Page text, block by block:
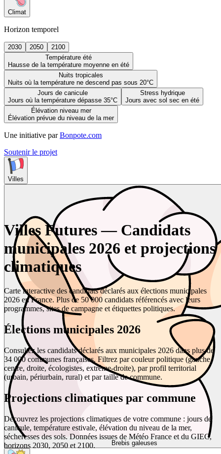
Climat
Horizon temporel
2030 2050
2100
Température été
Hausse de la température moyenne en été
Nuits tropicales
Nuits où la température ne descend pas sous 20°C
Jours de canicule
Jours où la température dépasse 35°C
Stress hydrique
Jours avec sol sec en été
Élévation niveau mer
Élévation prévue du niveau de la mer
Une initiative par Bonpote.com
Soutenir le projet
Villes
Brebis galeuses
Villes Futures — Candidats
municipales 2026 et projections
climatiques
Carte interactive des candidats déclarés aux élections municipales
2026 en France. Plus de 50 000 candidats référencés avec leurs
programmes, sites de campagne et étiquettes politiques.
Élections municipales 2026
Consultez les candidats déclarés aux municipales 2026 dans plus de
34 000 communes françaises. Filtrez par couleur politique (gauche,
centre, droite, écologistes, extrême-droite), par profil territorial
(urbain, périurbain, rural) et par taille de commune.
Projections climatiques par commune
Découvrez les projections climatiques de votre commune : jours de
canicule, température estivale, élévation du niveau de la mer,
sécheresses des sols. Données issues de Météo France et du GIEC,
horizons 2030, 2050 et 2100.